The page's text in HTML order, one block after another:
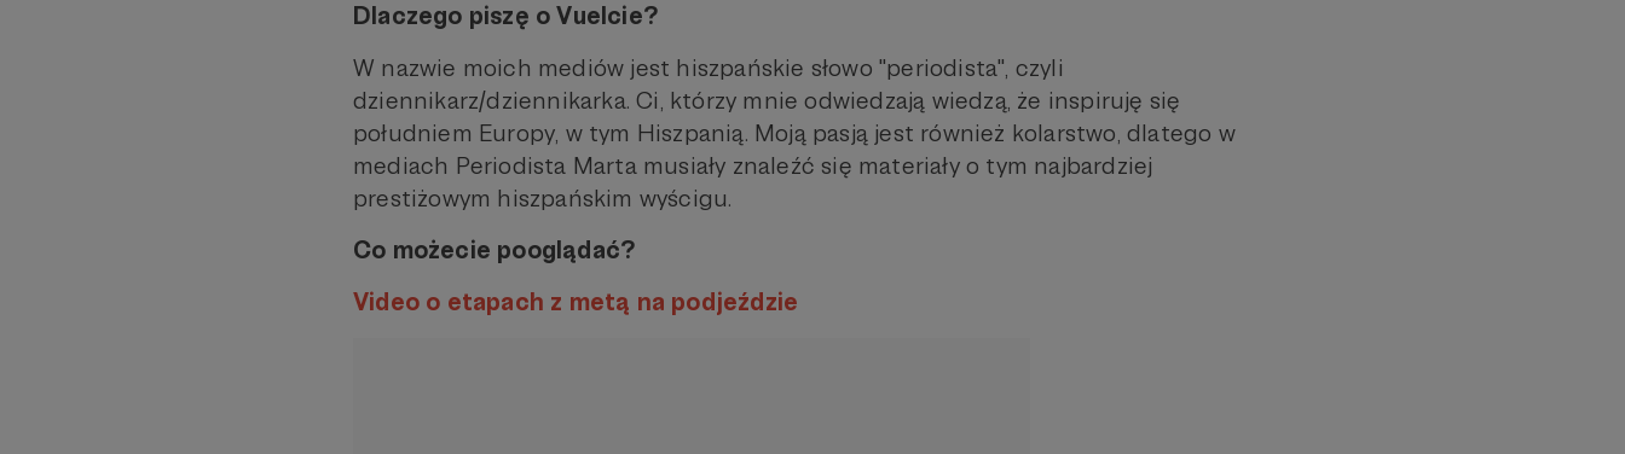
Dlaczego piszę o Vuelcie?
W nazwie moich mediów jest hiszpańskie słowo "periodista", czyli
dziennikarz/dziennikarka. Ci, którzy mnie odwiedzają wiedzą, że inspiruję się
południem Europy, w tym Hiszpanią. Moją pasją jest również kolarstwo, dlatego w
mediach Periodista Marta musiały znaleźć się materiały o tym najbardziej
prestiżowym hiszpańskim wyścigu.
Co możecie pooglądać?
Video o etapach z metą na podjeździe